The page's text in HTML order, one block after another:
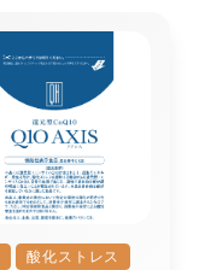
酸化ストレス